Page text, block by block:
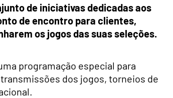
de iniciativas dedicadas aos
de encontro para clientes,
os jogos das suas seleções.
programação especial para
dos jogos, torneios de